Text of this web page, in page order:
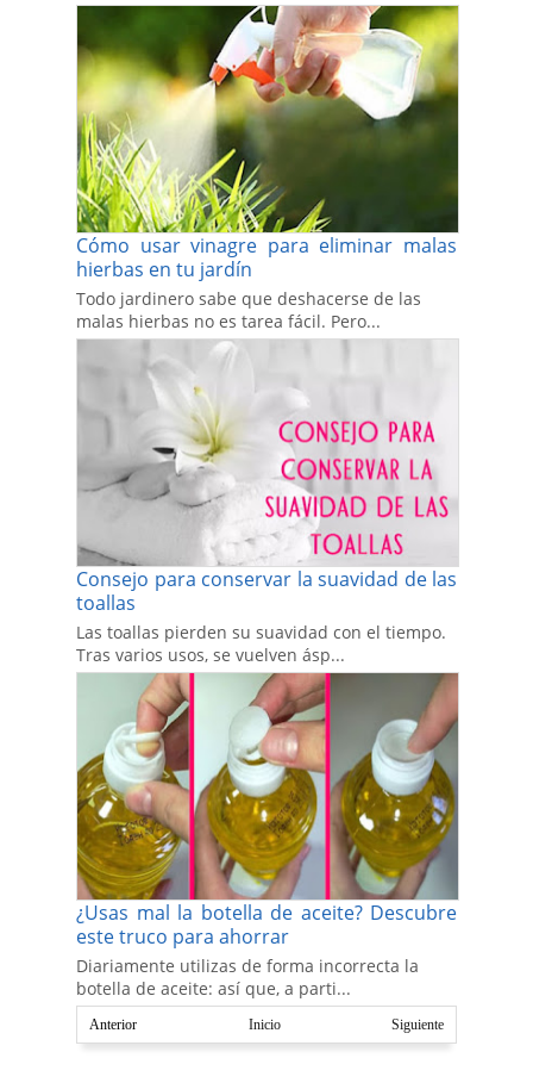
Cómo usar vinagre para eliminar malas
hierbas en tu jardín
Todo jardinero sabe que deshacerse de las
malas hierbas no es tarea fácil. Pero...
Consejo para conservar la suavidad de las
toallas
Las toallas pierden su suavidad con el tiempo.
Tras varios usos, se vuelven ásp...
¿Usas mal la botella de aceite? Descubre
este truco para ahorrar
Diariamente utilizas de forma incorrecta la
botella de aceite: así que, a parti...
Anterior Siguiente
Inicio